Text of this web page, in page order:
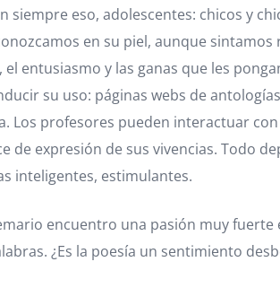
siempre eso, adolescentes: chicos y
en su piel, aunque
el entusiasmo y las ganas que les
su uso: páginas webs de
Los profesores pueden interactuar
de expresión de sus vivencias. Todo
inteligentes, estimulantes.
encuentro una pasión muy
¿Es la poesía un sentimiento